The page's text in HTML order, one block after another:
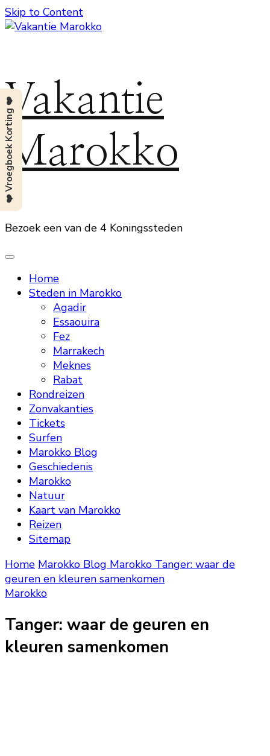
Skip to Content
Vakantie
Marokko
Bezoek een van de 4 Koningssteden
Home
Steden in Marokko
Agadir
Essaouira
Fez
Marrakech
Meknes
Rabat
Rondreizen
Zonvakanties
Tickets
Surfen
Marokko Blog
Geschiedenis
Marokko
Natuur
Kaart van Marokko
Reizen
Sitemap
Home Marokko Blog Marokko Tanger: waar de
geuren en kleuren samenkomen
Marokko
Tanger: waar de geuren en
kleuren samenkomen
❤️ Vroegboek Korting ❤️